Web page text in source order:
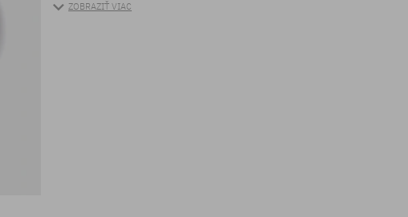
ZOBRAZIŤ VIAC